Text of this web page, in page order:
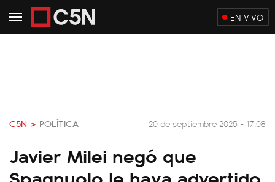
EN VIVO
C5N > POLÍTICA 20 de septiembre 2025 - 17:08
Javier Milei negó que